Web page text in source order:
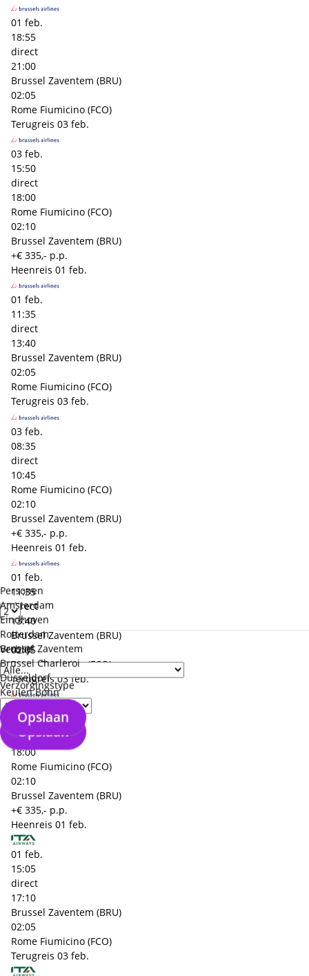
Personen
Verblijf
Verzorgingstype
Opslaan
Amsterdam
Eindhoven
Rotterdam
Brussel Zaventem
Brussel Charleroi
Düsseldorf
Keulen Bonn
Opslaan
01 feb.
18:55
direct
21:00
Brussel Zaventem (BRU)
02:05
Rome Fiumicino (FCO)
Terugreis 03 feb.
03 feb.
15:50
direct
18:00
Rome Fiumicino (FCO)
02:10
Brussel Zaventem (BRU)
+€ 335,- p.p.
Heenreis 01 feb.
01 feb.
11:35
direct
13:40
Brussel Zaventem (BRU)
02:05
Rome Fiumicino (FCO)
Terugreis 03 feb.
03 feb.
08:35
direct
10:45
Rome Fiumicino (FCO)
02:10
Brussel Zaventem (BRU)
+€ 335,- p.p.
Heenreis 01 feb.
01 feb.
11:35
direct
13:40
Brussel Zaventem (BRU)
02:05
Rome Fiumicino (FCO)
Terugreis 03 feb.
15:50
direct
18:00
Rome Fiumicino (FCO)
02:10
Brussel Zaventem (BRU)
+€ 335,- p.p.
Heenreis 01 feb.
01 feb.
15:05
direct
17:10
Brussel Zaventem (BRU)
02:05
Rome Fiumicino (FCO)
Terugreis 03 feb.